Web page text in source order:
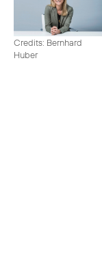
Credits: Bernhard
Huber